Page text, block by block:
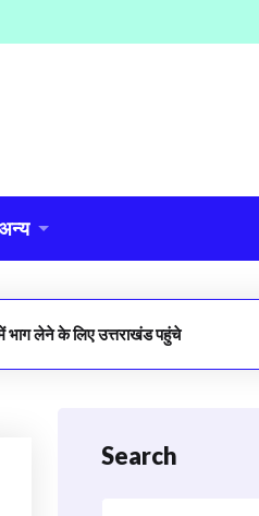
भाग लेने के लिए उत्तराखंड पहुंचे
Search